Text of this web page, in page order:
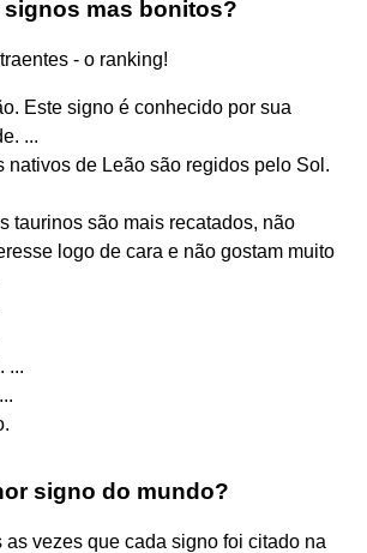
mas bonitos?
- o ranking!
Este signo é conhecido por sua
...
nativos de Leão são regidos pelo Sol.
taurinos são mais recatados, não
logo de cara e não gostam muito
...
signo do mundo?
vezes que cada signo foi citado na